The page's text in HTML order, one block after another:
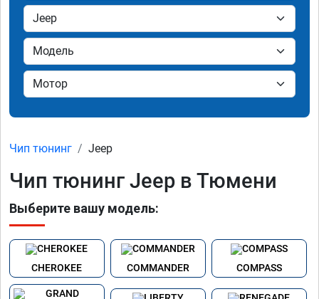
Чип тюнинг Jeep
Чип тюнинг Jeep в Тюмени
Выберите вашу модель:
CHEROKEE COMMANDER COMPASS